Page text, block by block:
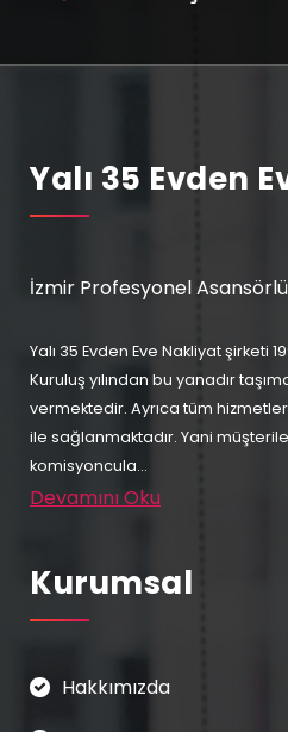
Yalı 35 Evden
İzmir Profesyonel
Yalı 35 Evden Eve Nakliyat şirketi
Kuruluş yılından bu yanadır
vermektedir. Ayrıca tüm
ile sağlanmaktadır. Yani
komisyoncula...
Devamını Oku
Kurumsal
Hakkımızda